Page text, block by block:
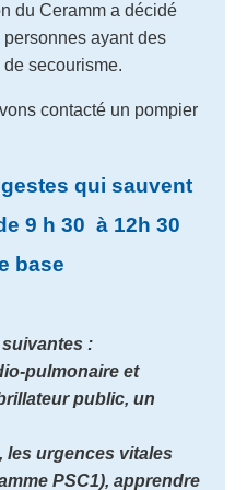
du Ceramm a décidé
personnes ayant des
secourisme.
contacté un pompier
qui sauvent
9 h 30 à 12h 30
base
:
pulmonaire et
public, un
les urgences vitales
PSC1), apprendre